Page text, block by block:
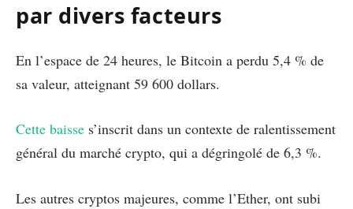
par divers facteurs
En l’espace de 24 heures, le Bitcoin a perdu 5,4 % de
sa valeur, atteignant 59 600 dollars.
Cette baisse s’inscrit dans un contexte de ralentissement
général du marché crypto, qui a dégringolé de 6,3 %.
Les autres cryptos majeures, comme l’Ether, ont subi